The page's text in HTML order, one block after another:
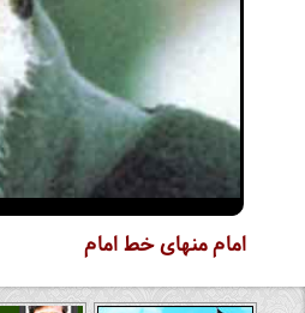
امام منهای خط امام